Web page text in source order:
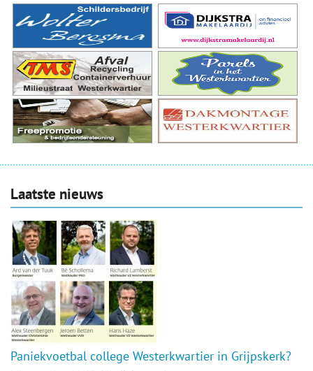
Laatste nieuws
Paniekvoetbal college Westerkwartier in Grijpskerk?